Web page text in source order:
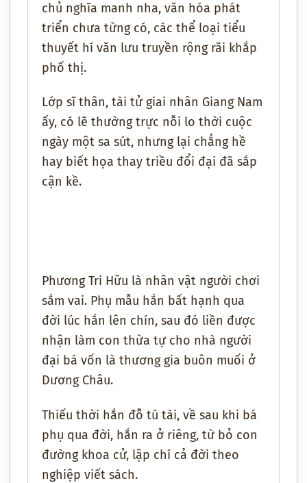
chủ nghĩa manh nha, văn hóa phát
triển chưa từng có, các thể loại tiểu
thuyết hí văn lưu truyền rộng rãi khắp
phố thị.
Lớp sĩ thân, tài tử giai nhân Giang Nam
ấy, có lẽ thường trực nỗi lo thời cuộc
ngày một sa sút, nhưng lại chẳng hề
hay biết họa thay triều đổi đại đã sắp
cận kề.
Phương Tri Hữu là nhân vật người chơi
sắm vai. Phụ mẫu hắn bất hạnh qua
đời lúc hắn lên chín, sau đó liền được
nhận làm con thừa tự cho nhà người
đại bá vốn là thương gia buôn muối ở
Dương Châu.
Thiếu thời hắn đỗ tú tài, về sau khi bá
phụ qua đời, hắn ra ở riêng, từ bỏ con
đường khoa cử, lập chí cả đời theo
nghiệp viết sách.